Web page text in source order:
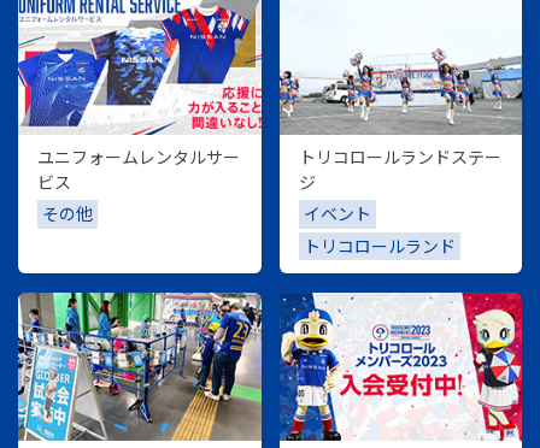
ユニフォームレンタルサー
ビス
その他
トリコロールランドステー
ジ
イベント
トリコロールランド